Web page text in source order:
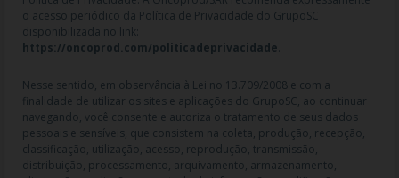
RAZÃO SOCIAL: ONCO PROD DIST. DE PROD. HOSP. E ONCOL. LTDA |
04.307.650/0019-64 | IE: 119.242.793.110 | Endereço R: Olimpíadas, nº
100 2º andar CJ 21 22 - Vila Olímpia - SP | Cep: 04551-000 |
Farmacêutico responsável: Dra. Gislaine Lopes de Jesus - CRF/SP 47509
| AFE: 7.60997-7 | CMVS: 355030801-477-010609-1-0.
As informações contidas neste site não devem ser usadas para
o acesso periódico da Política de Privacidade do GrupoSC
disponibilizada no link:
https://oncoprod.com/politicadeprivacidade
Nesse sentido, em observância à Lei no 13.709/2008 e com a
finalidade de utilizar os sites e aplicações do GrupoSC, ao continuar
navegando, você consente e autoriza o tratamento de seus dados
pessoais e sensíveis, que consistem na coleta, produção, recepção,
classificação, utilização, acesso, reprodução, transmissão,
distribuição, processamento, arquivamento, armazenamento,